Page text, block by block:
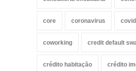
core coronavirus
coworking credit default
crédito habitação crédito